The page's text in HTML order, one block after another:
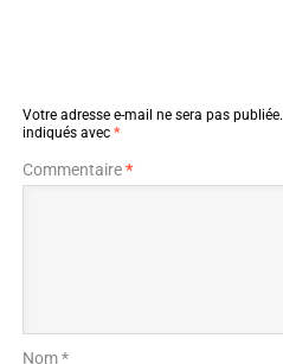
Votre adresse e-mail ne sera pas publiée.
indiqués avec *
Commentaire*
Nom *